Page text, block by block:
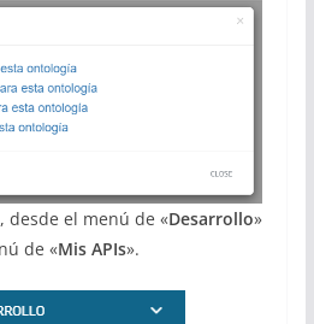
desde el menú de «Desarrollo»
de «Mis APIs».